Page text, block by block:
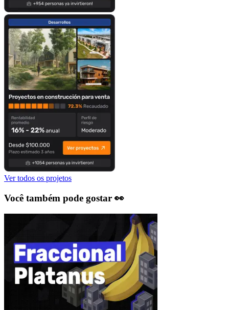
Ver todos os projetos
Você também pode gostar 👀